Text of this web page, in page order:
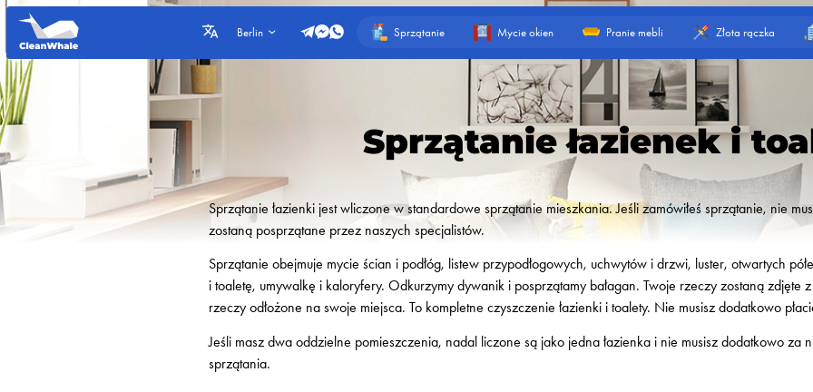
Berlin Sprzątanie Mycie okien Pranie mebli Złota rączka
Sprzątanie łazienek i
Sprzątanie łazienki jest wliczone w standardowe sprzątanie mieszkania. Jeśli zamówiłeś sprzątanie, nie
zostaną posprzątane przez naszych specjalistów.
Sprzątanie obejmuje mycie ścian i podłóg, listew przypodłogowych, uchwytów i drzwi, luster, otwartych
i toaletę, umywalkę i kaloryfery. Odkurzymy dywanik i posprzątamy bałagan. Twoje rzeczy zostaną zdjęte
rzeczy odłożone na swoje miejsca. To kompletne czyszczenie łazienki i toalety. Nie musisz dodatkowo
Jeśli masz dwa oddzielne pomieszczenia, nadal liczone są jako jedna łazienka i nie musisz dodatkowo za
sprzątania.